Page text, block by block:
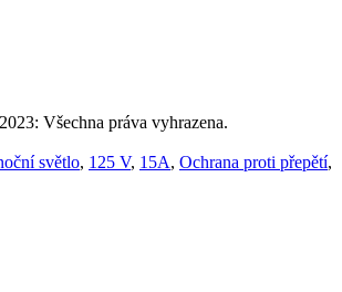
Všechna práva vyhrazena.
světlo, 125 V, 15A, Ochrana proti přepětí,